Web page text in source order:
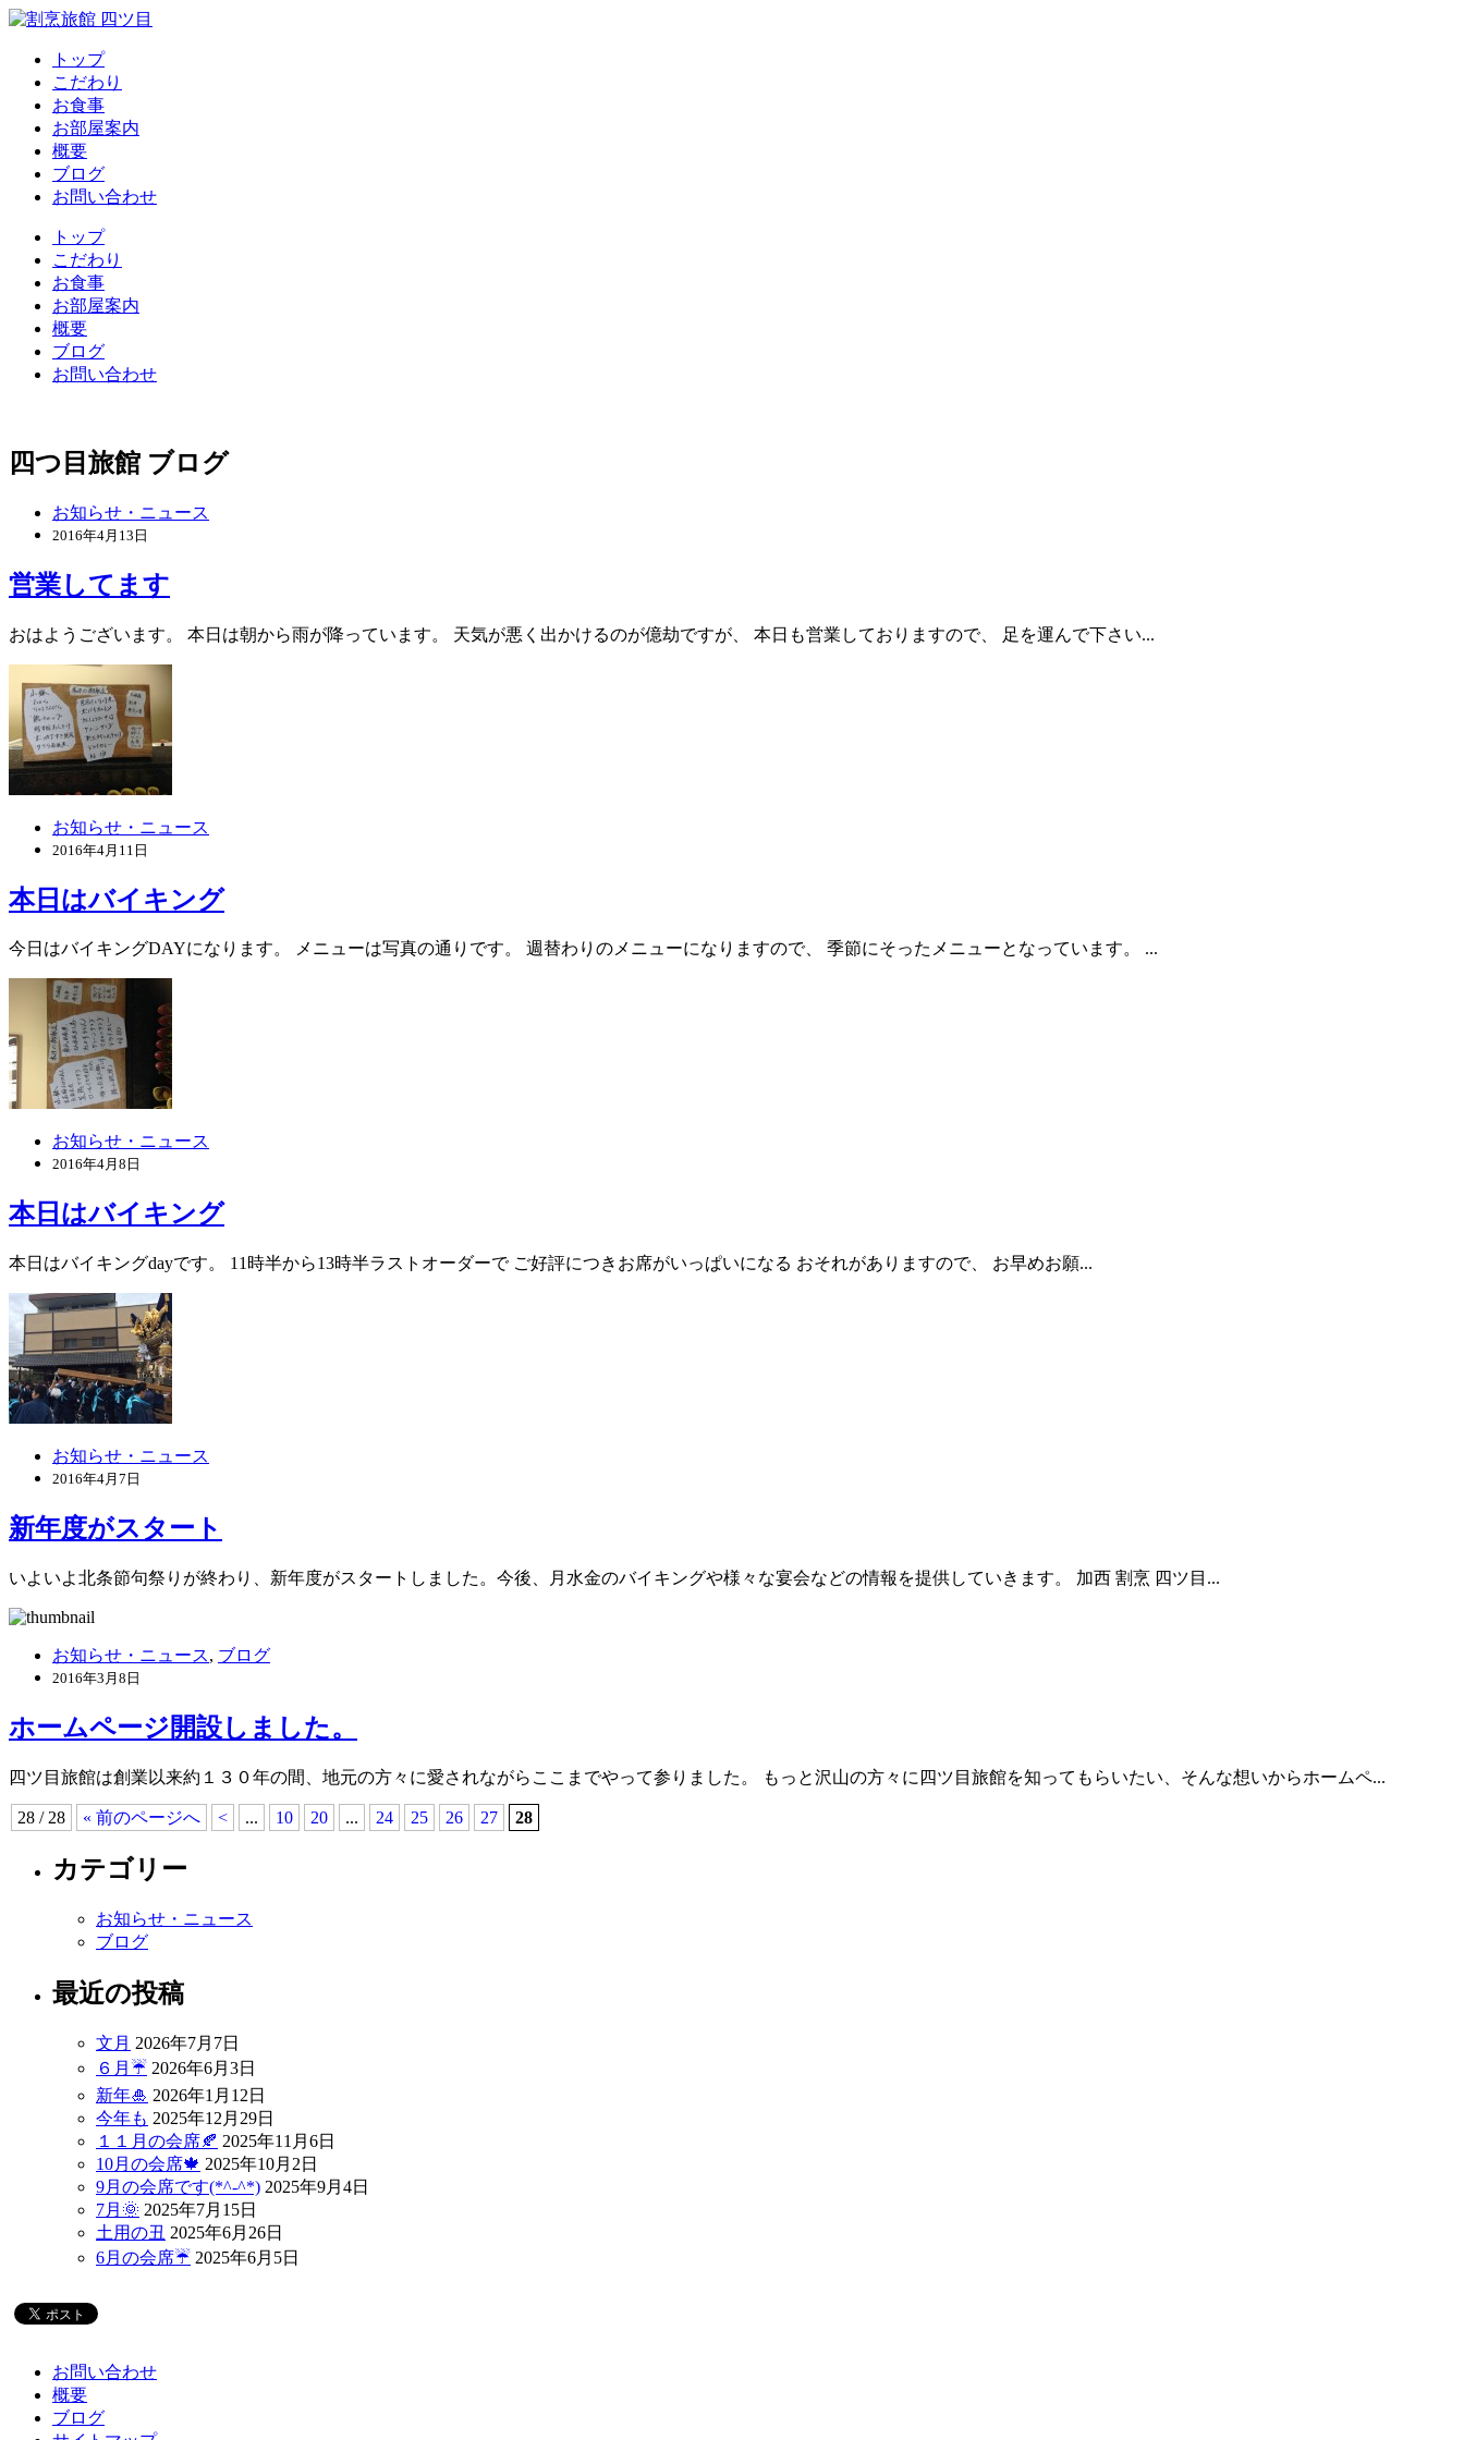
トップ
こだわり
お食事
お部屋案内
概要
ブログ
お問い合わせ
トップ
こだわり
お食事
お部屋案内
概要
ブログ
お問い合わせ
四つ目旅館 ブログ
お知らせ・ニュース
2016年4月13日
営業してます
おはようございます。 本日は朝から雨が降っています。 天気が悪く出かけるのが億劫ですが、 本日も営業しておりますので、 足を運んで下さい...
お知らせ・ニュース
2016年4月11日
本日はバイキング
今日はバイキングDAYになります。 メニューは写真の通りです。 週替わりのメニューになりますので、 季節にそったメニューとなっています。 ...
お知らせ・ニュース
2016年4月8日
本日はバイキング
本日はバイキングdayです。 11時半から13時半ラストオーダーで ご好評につきお席がいっぱいになる おそれがありますので、 お早めお願...
お知らせ・ニュース
2016年4月7日
新年度がスタート
いよいよ北条節句祭りが終わり、新年度がスタートしました。今後、月水金のバイキングや様々な宴会などの情報を提供していきます。 加西 割烹 四ツ目...
お知らせ・ニュース, ブログ
2016年3月8日
ホームページ開設しました。
四ツ目旅館は創業以来約１３０年の間、地元の方々に愛されながらここまでやって参りました。 もっと沢山の方々に四ツ目旅館を知ってもらいたい、そんな想いからホームペ...
28 / 28 « 前のページへ < ... 10 20 ... 24 25 26 27 28
カテゴリー
お知らせ・ニュース
ブログ
最近の投稿
文月 2026年7月7日
６月☔ 2026年6月3日
新年🎍 2026年1月12日
今年も 2025年12月29日
１１月の会席🍂 2025年11月6日
10月の会席🍁 2025年10月2日
9月の会席です(*^-^*) 2025年9月4日
7月🌞 2025年7月15日
土用の丑 2025年6月26日
6月の会席☔ 2025年6月5日
お問い合わせ
概要
ブログ